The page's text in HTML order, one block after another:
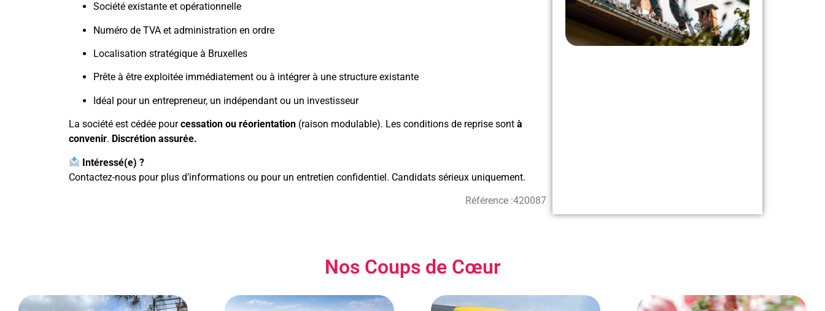
Société existante et opérationnelle
Numéro de TVA et administration en ordre
Localisation stratégique à Bruxelles
Prête à être exploitée immédiatement ou à intégrer à une structure existante
Idéal pour un entrepreneur, un indépendant ou un investisseur
La société est cédée pourcessation ou réorientation (raison modulable). Les conditions de reprise sont à
convenir. Discrétion assurée.
Intéressé(e) ?
Contactez-nous pour plus d’informations ou pour un entretien confidentiel. Candidats sérieux uniquement.
Référence :420087
Nos Coups de Cœur